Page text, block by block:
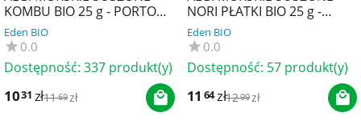
KOMBU BIO 25 g - PORTO
MUINOS
Eden BIO
0.0
Dostępność: 337 produkt(y)
1031 zł1169zł
NORI PŁATKI BIO 25 g -
PORTO MUINOS
Eden BIO
0.0
Dostępność: 57 produkt(y)
11 64zł1299zł